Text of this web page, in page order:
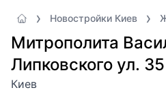
Новостройки Киев
Митрополита
Липковского ул. 35
Киев